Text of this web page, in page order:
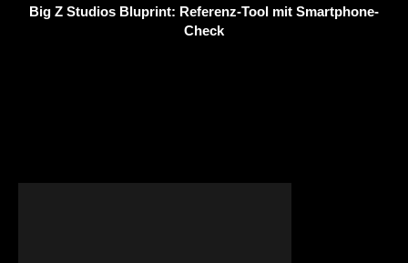
Big Z Studios Bluprint: Referenz-Tool mit Smartphone-
Check